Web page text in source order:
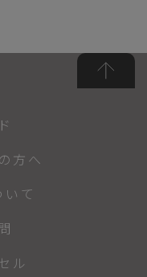
方へ
て
ル